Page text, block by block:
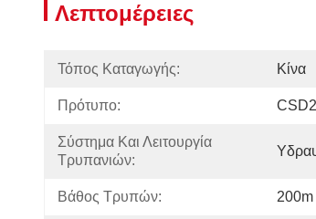
Λεπτομέρειες
Τόπος Καταγωγής: Κίνα
Πρότυπο:
Σύστημα Και Λειτουργία
Τρυπανιών:
Βάθος Τρυπών: 200m